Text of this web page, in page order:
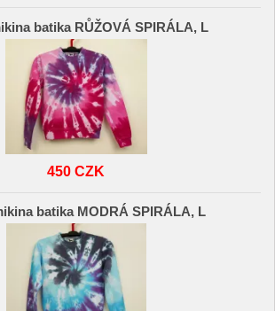
batika RŮŽOVÁ SPIRÁLA, L
450 CZK
batika MODRÁ SPIRÁLA, L